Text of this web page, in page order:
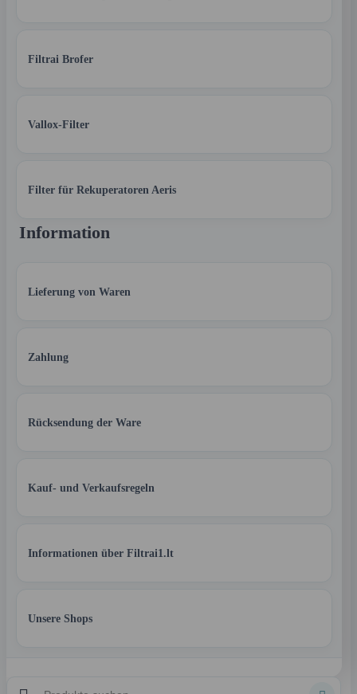
Filtrai Brofer
Vallox-Filter
Filter für Rekuperatoren Aeris
Information
Lieferung von Waren
Zahlung
Rücksendung der Ware
Kauf- und Verkaufsregeln
Informationen über Filtrai1.lt
Unsere Shops